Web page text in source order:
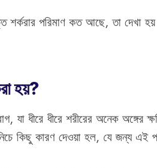
শর্করার পরিমাণ কত আছে, তা দেখা
হয়?
যা ধীরে ধীরে শরীরের অনেক
কিছু কারণ দেওয়া হল, যে জন্য এই